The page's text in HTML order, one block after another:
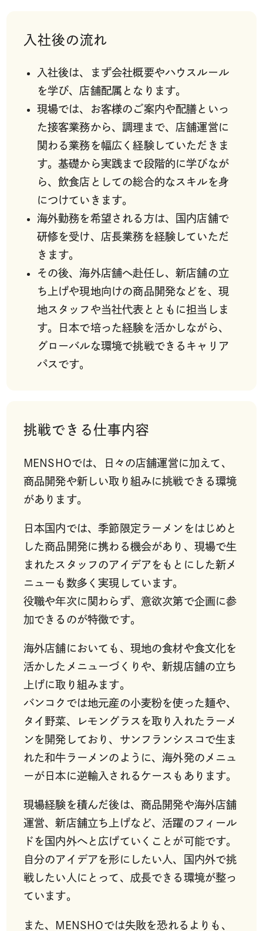
入社後の流れ
入社後は、まず会社概要やハウスルール
を学び、店舗配属となります。
現場では、お客様のご案内や配膳といっ
た接客業務から、調理まで、店舗運営に
関わる業務を幅広く経験していただきま
す。基礎から実践まで段階的に学びなが
ら、飲食店としての総合的なスキルを身
につけていきます。
海外勤務を希望される方は、国内店舗で
研修を受け、店長業務を経験していただ
きます。
その後、海外店舗へ赴任し、新店舗の立
ち上げや現地向けの商品開発などを、現
地スタッフや当社代表とともに担当しま
す。日本で培った経験を活かしながら、
グローバルな環境で挑戦できるキャリア
パスです。
挑戦できる仕事内容
MENSHOでは、日々の店舗運営に加えて、
商品開発や新しい取り組みに挑戦できる環境
があります。
日本国内では、季節限定ラーメンをはじめと
した商品開発に携わる機会があり、現場で生
まれたスタッフのアイデアをもとにした新メ
ニューも数多く実現しています。
役職や年次に関わらず、意欲次第で企画に参
加できるのが特徴です。
海外店舗においても、現地の食材や食文化を
活かしたメニューづくりや、新規店舗の立ち
上げに取り組みます。
バンコクでは地元産の小麦粉を使った麺や、
タイ野菜、レモングラスを取り入れたラーメ
ンを開発しており、サンフランシスコで生ま
れた和牛ラーメンのように、海外発のメニュ
ーが日本に逆輸入されるケースもあります。
現場経験を積んだ後は、商品開発や海外店舗
運営、新店舗立ち上げなど、活躍のフィール
ドを国内外へと広げていくことが可能です。
自分のアイデアを形にしたい人、国内外で挑
戦したい人にとって、成長できる環境が整っ
ています。
また、MENSHOでは失敗を恐れるよりも、